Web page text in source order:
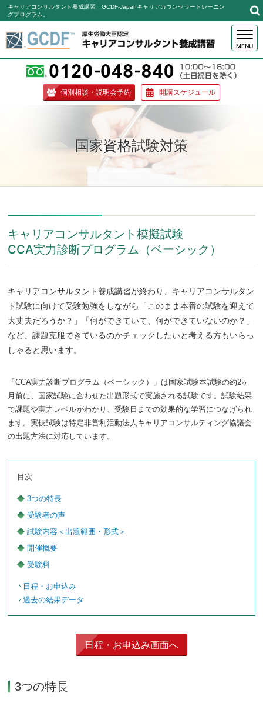
キャリアコンサルタント養成講習、GCDF-Japanキャリアカウンセラートレーニン
グプログラム。
個別相談・説明会予約 開講スケジュール
MENU
国家資格試験対策
キャリアコンサルタント模擬試験
CCA実力診断プログラム（ベーシック）
キャリアコンサルタント養成講習が終わり、キャリアコンサルタン
ト試験に向けて受験勉強をしながら「このまま本番の試験を迎えて
大丈夫だろうか？」「何ができていて、何ができていないのか？」
など、課題克服できているのかチェックしたいと考える方もいらっ
しゃると思います。
「CCA実力診断プログラム（ベーシック）」は国家試験本試験の約2ヶ
月前に、国家試験に合わせた出題形式で実施される試験です。試験結果
で課題や実力レベルがわかり、受験日までの効果的な学習につなげられ
ます。実技試験は特定非営利活動法人キャリアコンサルティング協議会
の出題方法に対応しています。
目次
3つの特長
受験者の声
試験内容＜出題範囲・形式＞
開催概要
受験料
日程・お申込み
過去の結果データ
日程・お申込み画面へ
3つの特長